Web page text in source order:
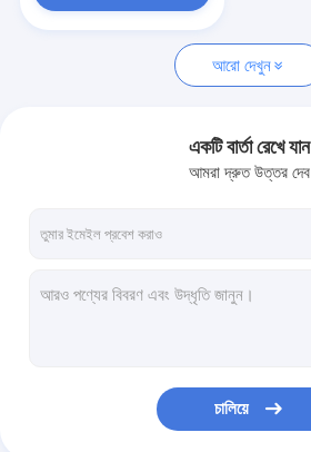
আরো দেখুন
একটি বার্তা রেখে যান
আমরা দ্রুত উত্তর দেব
চালিয়ে